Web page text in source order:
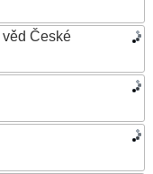
České